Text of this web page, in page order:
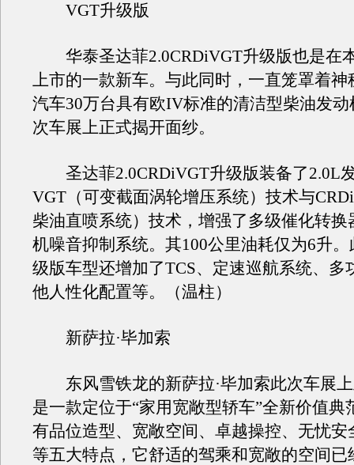
VGT升级版
华泰圣达菲2.0CRDiVGT升级版也是在
上市的一款新车。与此同时，一直笼罩着神
汽车30万台具有欧IV标准的清洁型柴油发
次车展上正式揭开面纱。
圣达菲2.0CRDiVGT升级版装备了2.0L
VGT（可变截面涡轮增压系统）技术与
柴油直喷系统）技术，增强了多级催化转换
机噪音抑制系统。其100公里油耗仅为6升
级版车型还增加了TCS、定速巡航系统、多
他人性化配置等。（温柱）
新萨拉·毕加索
东风雪铁龙的新萨拉·毕加索此次车展上
是一款定位于“家用宽敞型轿车”全新价值典
有品位造型、宽敞空间、卓越操控、无忧安
等五大特点，它舒适的驾乘和宽敞的空间已